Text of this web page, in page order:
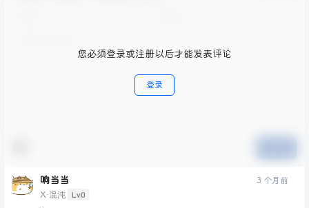
您必须登录或注册以后才能发表评论
登录
响当当
X·混沌 Lv0
3 个月前